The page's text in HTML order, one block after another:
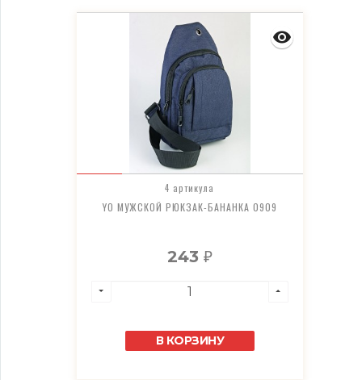
4 артикула
YO МУЖСКОЙ РЮКЗАК-БАНАНКА 0909
243 ₽
В КОРЗИНУ